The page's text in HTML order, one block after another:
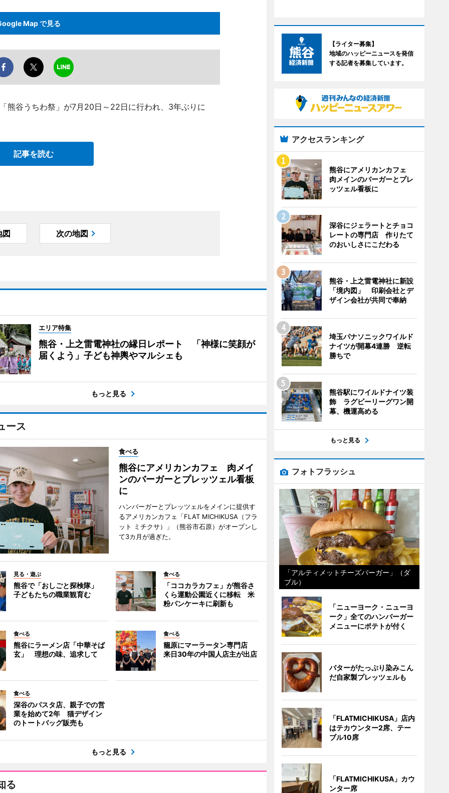
Map で見る
熊谷うちわ祭」が7月20日～22日に行われ、3年ぶりに
記事を読む
図 次の地図
エリア特集
熊谷・上之雷電神社の縁日レポート 「神様に笑顔が
届くよう」子ども神輿やマルシェも
もっと見る
ース
食べる
熊谷にアメリカンカフェ 肉メイ
ンのバーガーとプレッツェル看板
に
ハンバーガーとプレッツェルをメインに提供す
るアメリカンカフェ「FLAT MICHIKUSA（フラ
ット ミチクサ）」（熊谷市石原）がオープンし
て3カ月が過ぎた。
見る・遊ぶ
熊谷で「おしごと探検隊」
子どもたちの職業観育む
食べる
「ココカラカフェ」が熊谷さ
くら運動公園近くに移転 米
粉パンケーキに刷新も
食べる
熊谷にラーメン店「中華そば
玄」 理想の味、追求して
食べる
籠原にマーラータン専門店
来日30年の中国人店主が出店
食べる
深谷のパスタ店、親子での営
業を始めて2年 猫デザイン
のトートバッグ販売も
もっと見る
る
【ライター募集】
地域のハッピーニュースを発信
する記者を募集しています。
アクセスランキング
熊谷にアメリカンカフェ
肉メインのバーガーとプレ
ッツェル看板に
深谷にジェラートとチョコ
レートの専門店 作りたて
のおいしさにこだわる
熊谷・上之雷電神社に新設
「境内図」 印刷会社とデ
ザイン会社が共同で奉納
埼玉パナソニックワイルド
ナイツが開幕4連勝 逆転
勝ちで
熊谷駅にワイルドナイツ装
飾 ラグビーリーグワン開
幕、機運高める
もっと見る
フォトフラッシュ
「アルティメットチーズバーガー」（ダ
ブル）
「ニューヨーク・ニューヨ
ーク」全てのハンバーガー
メニューにポテトが付く
バターがたっぷり染みこん
だ自家製プレッツェルも
「FLATMICHIKUSA」店内
はテカウンター2席、テー
ブル10席
「FLATMICHIKUSA」カウ
ンター席